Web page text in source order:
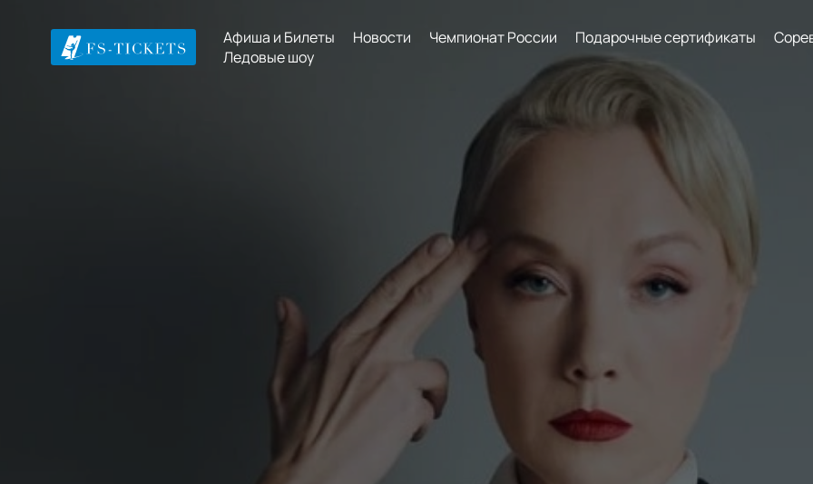
Афиша и Билеты Новости Чемпионат России Подарочные сертификаты
Ледовые шоу